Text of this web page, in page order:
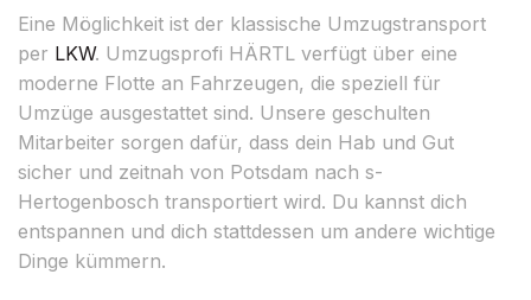
Eine Möglichkeit ist der klassische Umzugstransport
per LKW. Umzugsprofi HÄRTL verfügt über eine
moderne Flotte an Fahrzeugen, die speziell für
Umzüge ausgestattet sind. Unsere geschulten
Mitarbeiter sorgen dafür, dass dein Hab und Gut
sicher und zeitnah von Potsdam nach s-
Hertogenbosch transportiert wird. Du kannst dich
entspannen und dich stattdessen um andere wichtige
Dinge kümmern.